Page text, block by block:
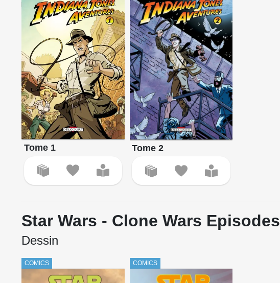
Tome 1 Tome 2
Star Wars - Clone Wars Episodes
Dessin
COMICS COMICS